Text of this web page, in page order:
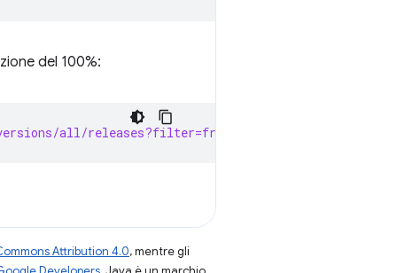
del 100%:
all/releases?filter=fraction=1
Attribution 4.0, mentre gli